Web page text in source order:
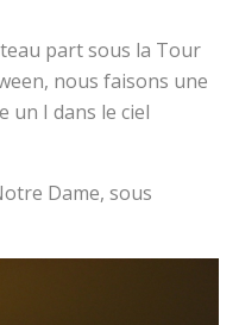
part sous la Tour
nous faisons une
un I dans le ciel
Dame, sous